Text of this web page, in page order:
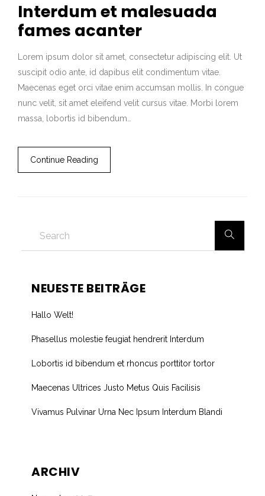
Interdum et malesuada
fames acanter
Lorem ipsum dolor sit amet, consectetur adipiscing elit. Ut
suscipit odio ante, id dapibus elit condimentum vitae.
Maecenas eget orci vitae enim accumsan mollis. In congue
nunc velit, sit amet eleifend velit cursus vitae. Morbi lorem
massa, lobortis id bibendum…
Continue Reading
NEUESTE BEITRÄGE
Hallo Welt!
Phasellus molestie feugiat hendrerit Interdum
Lobortis id bibendum et rhoncus porttitor tortor
Maecenas Ultrices Justo Metus Quis Facilisis
Vivamus Pulvinar Urna Nec Ipsum Interdum Blandi
ARCHIV